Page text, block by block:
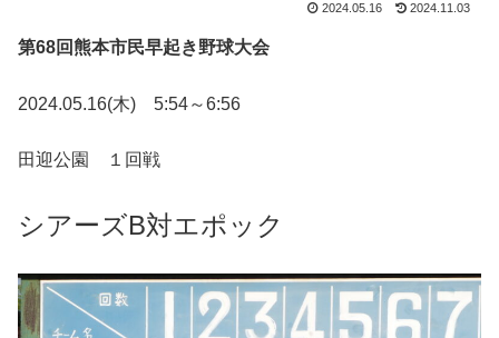
2024.05.16 2024.11.03
第68回熊本市民早起き野球大会
2024.05.16(木) 5:54～6:56
田迎公園 １回戦
シアーズB対エポック